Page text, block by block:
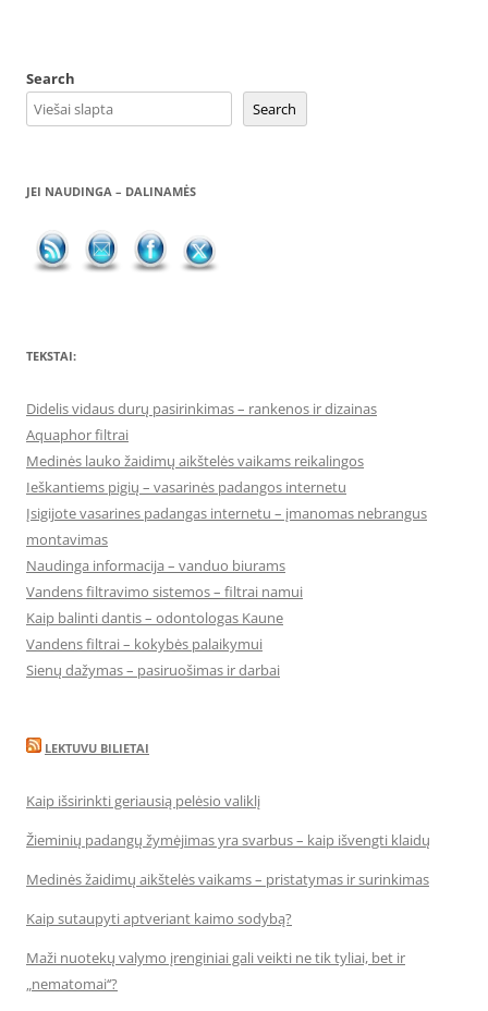
Search
Search
JEI NAUDINGA – DALINAMĖS
TEKSTAI:
Didelis vidaus durų pasirinkimas – rankenos ir dizainas
Aquaphor filtrai
Medinės lauko žaidimų aikštelės vaikams reikalingos
Ieškantiems pigių – vasarinės padangos internetu
Įsigijote vasarines padangas internetu – įmanomas nebrangus
montavimas
Naudinga informacija – vanduo biurams
Vandens filtravimo sistemos – filtrai namui
Kaip balinti dantis – odontologas Kaune
Vandens filtrai – kokybės palaikymui
Sienų dažymas – pasiruošimas ir darbai
LEKTUVU BILIETAI
Kaip išsirinkti geriausią pelėsio valiklį
Žieminių padangų žymėjimas yra svarbus – kaip išvengti klaidų
Medinės žaidimų aikštelės vaikams – pristatymas ir surinkimas
Kaip sutaupyti aptveriant kaimo sodybą?
Maži nuotekų valymo įrenginiai gali veikti ne tik tyliai, bet ir
„nematomai‘‘?